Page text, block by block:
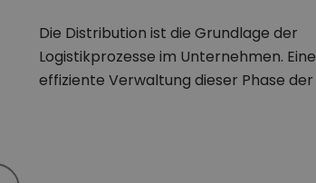
Die Distribution ist die Grundlage der
Logistikprozesse im Unternehmen. Eine
effiziente Verwaltung dieser Phase der